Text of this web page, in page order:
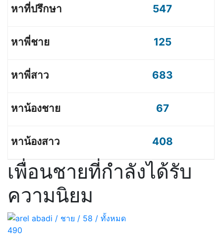
547
125
683
67
408
เพื่อนชายที่กำลังได้รับ
ความนิยม
490